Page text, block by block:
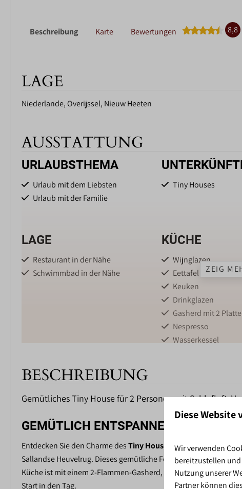
Beschreibung Karte Bewertungen 8,8
LAGE
Niederlande, Overijssel, Nieuw Heeten
AUSSTATTUNG
URLAUBSTHEMA
Urlaub mit dem Liebsten
Urlaub mit der Familie
Tiny Houses
LAGE
Restaurant in der Nähe
Schwimmbad in der Nähe
KÜCHE
Wijnglazen
Eettafel
Keuken
Drinkglazen
Gasherd mit 2
Nespresso
Wasserkessel
BADEZIMMER
Waschbecken und Toilette
ZEIG
BESCHREIBUNG
Gemütliches Tiny House für 2 Personen mit Schlafloft,
GEMÜTLICH ENTSPANNEN MITTEN IN
Entdecken Sie den Charme desTiny House
im Ferienpark de
Sallandse Heuvelrug. Dieses gemütliche Ferienhaus bietet
Küche ist mit einem 2-Flammen-Gasherd, Kühlschrank und
Start in den Tag.
Diese Website
Wir verwenden
bereitzustellen
Nutzung unserer
Partner können